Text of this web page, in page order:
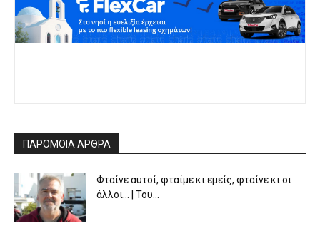
ΠΑΡΟΜΟΙΑ ΑΡΘΡΑ
Φταίνε αυτοί, φταίμε κι εμείς, φταίνε κι οι
άλλοι… | Του...